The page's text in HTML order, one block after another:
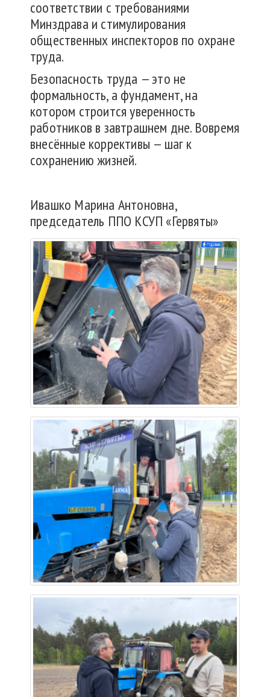
соответствии с требованиями
Минздрава и стимулирования
общественных инспекторов по охране
труда.
Безопасность труда — это не
формальность, а фундамент, на
котором строится уверенность
работников в завтрашнем дне. Вовремя
внесённые коррективы — шаг к
сохранению жизней.
Ивашко Марина Антоновна,
председатель ППО КСУП «Гервяты»